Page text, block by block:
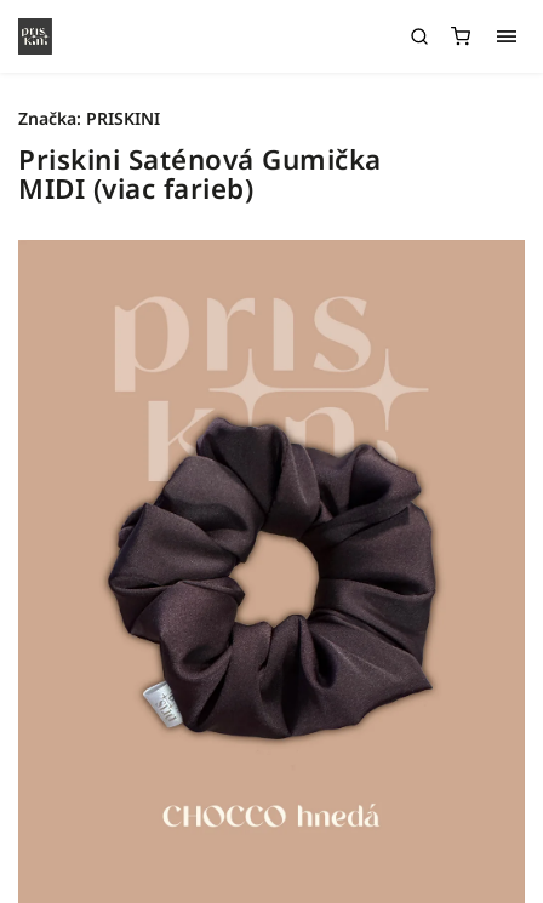
Priskini Saténová Gumička
MIDI (viac farieb)
Značka: PRISKINI